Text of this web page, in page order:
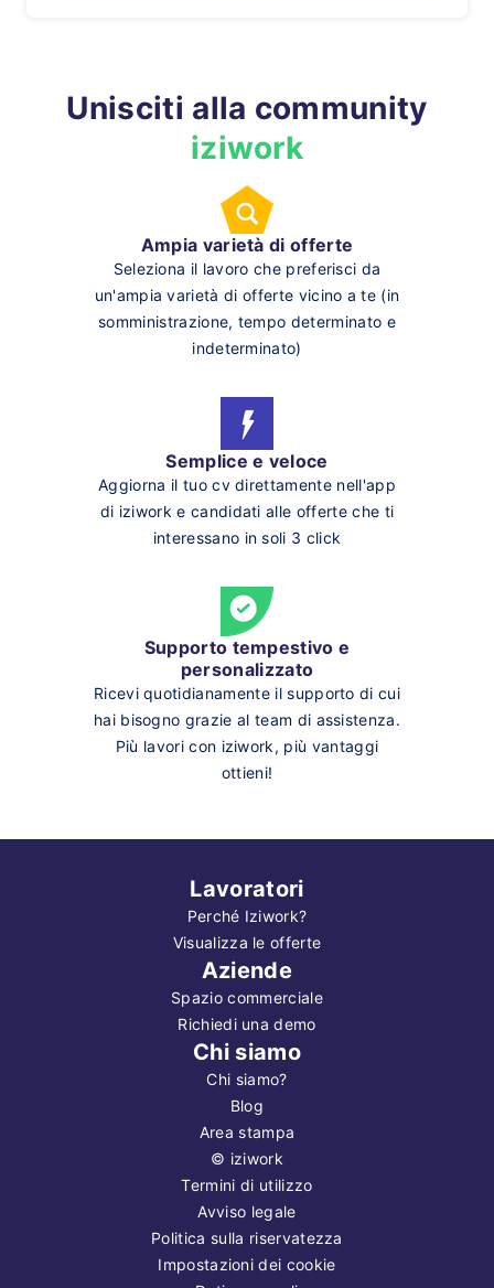
Unisciti alla community
iziwork
Ampia varietà di offerte
Seleziona il lavoro che preferisci da
un'ampia varietà di offerte vicino a te (in
somministrazione, tempo determinato e
indeterminato)
Semplice e veloce
Aggiorna il tuo cv direttamente nell'app
di iziwork e candidati alle offerte che ti
interessano in soli 3 click
Supporto tempestivo e
personalizzato
Ricevi quotidianamente il supporto di cui
hai bisogno grazie al team di assistenza.
Più lavori con iziwork, più vantaggi
ottieni!
Lavoratori
Perché Iziwork?
Visualizza le offerte
Aziende
Spazio commerciale
Richiedi una demo
Chi siamo
Chi siamo?
Blog
Area stampa
© iziwork
Termini di utilizzo
Avviso legale
Politica sulla riservatezza
Impostazioni dei cookie